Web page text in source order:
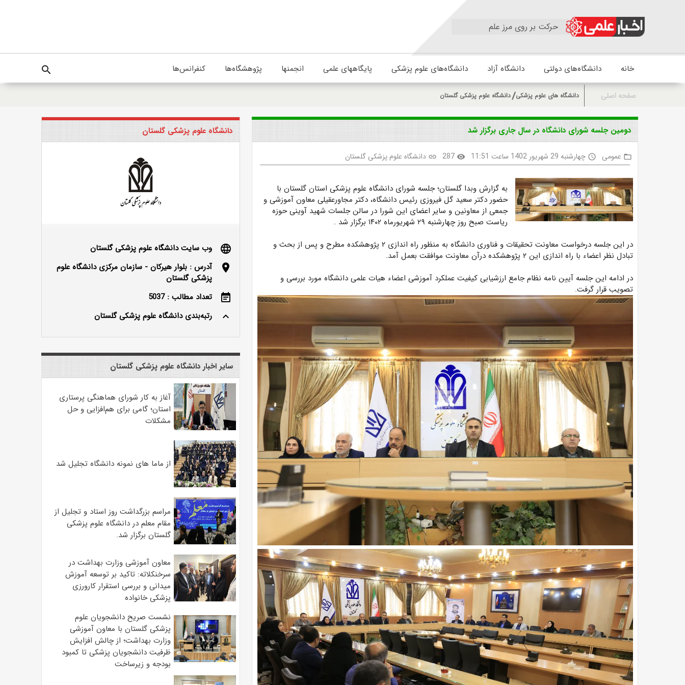
حرکت بر روی مرز علم
خانه دانشگاه‌های دولتی دانشگاه آزاد دانشگاه‌های علوم پزشکی پایگاههای علمی انجمنها پژوهشگاه‌ها کنفرانس‌ها search
صفحه اصلی دانشگاه های علوم پزشکی دانشگاه علوم پزشکی گلستان
دومین جلسه شورای دانشگاه در سال جاری برگزار شد
folder_open عمومی access_time چهارشنبه 29 شهریور 1402 ساعت 11:51 visibility
287
link دانشگاه علوم پزشکی گلستان
به گزارش وبدا گلستان؛ جلسه شورای دانشگاه علوم پزشکی استان گلستان با
حضور دکتر سعید گل فیروزی رئیس دانشگاه، دکتر مجاورعقیلی معاون آموزشی و
جمعی از معاونین و سایر اعضای این شورا در سالن جلسات شهید آوینی حوزه
ریاست صبح روز چهارشنبه ۲۹ شهریورماه ۱۴۰۲ برگزار شد
.
در این جلسه درخواست معاونت تحقیقات و فناوری دانشگاه به منظور راه اندازی ۲ پژوهشکده مطرح و پس از بحث و
تبادل نظر اعضاء با راه اندازی این ۲ پژوهشکده درآن معاونت موافقت بعمل آمد.
در ادامه این جلسه آیین نامه نظام جامع ارزشیابی کیفیت عملکرد آموزشی اعضاء هیات علمی دانشگاه مورد بررسی و
تصویب قرار گرفت.
دانشگاه علوم پزشکی گلستان
language
وب سایت دانشگاه علوم پزشکی گلستان
location_on
آدرس : بلوار هیرکان - سازمان مرکزی دانشگاه علوم
پزشکی گلستان
event_note
تعداد مطالب : 5037
keyboard_arrow_up
رتبه‌بندی دانشگاه علوم پزشکی گلستان
سایر اخبار دانشگاه علوم پزشکی گلستان
آغاز به کار شورای هماهنگی پرستاری
استان؛ گامی برای هم‌افزایی و حل
مشکلات
از ماما های نمونه دانشگاه تجلیل شد
مراسم بزرگداشت روز استاد و تجلیل از
مقام معلم در دانشگاه علوم پزشکی
گلستان برگزار شد.‌
معاون آموزشی وزارت بهداشت در
سرخنکلاته: تاکید بر توسعه آموزش
میدانی و بررسی استقرار کارورزی
پزشکی ‌خانواده
نشست صریح دانشجویان علوم
پزشکی گلستان با معاون آموزشی
وزارت بهداشت؛ از چالش افزایش
ظرفیت دانشجویان ‌پزشکی تا کمبود
بودجه و زیرساخت